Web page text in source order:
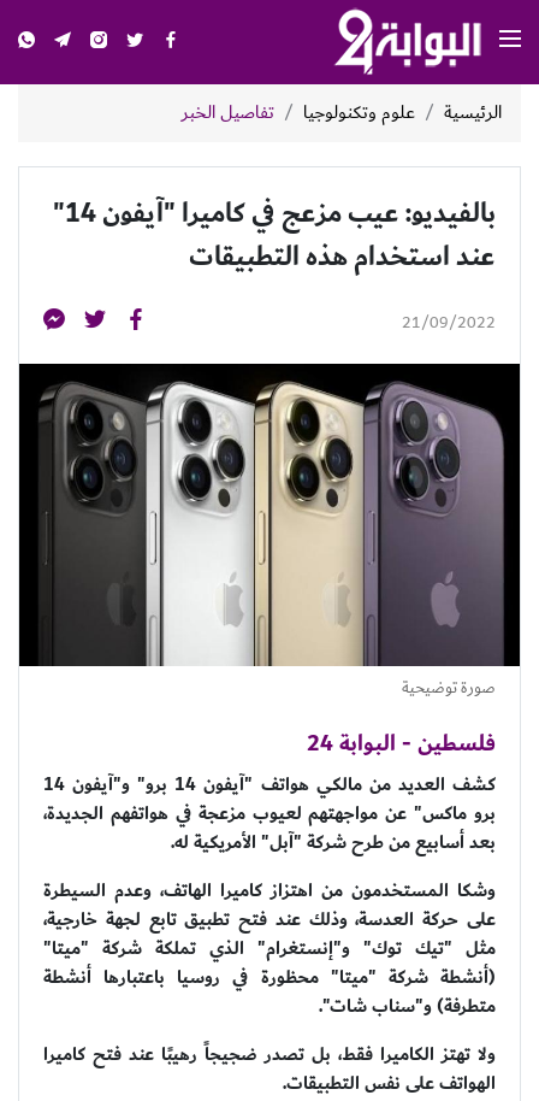
الرئيسية علوم وتكنولوجيا تفاصيل الخبر
بالفيديو: عيب مزعج في كاميرا "آيفون 14"
عند استخدام هذه التطبيقات
21/09/2022
صورة توضيحية
فلسطين - البوابة 24
كشف العديد من مالكي هواتف "آيفون 14 برو" و"آيفون 14
برو ماكس" عن مواجهتهم لعيوب مزعجة في هواتفهم الجديدة،
بعد أسابيع من طرح شركة "آبل" الأمريكية له.
وشكا المستخدمون من اهتزاز كاميرا الهاتف، وعدم السيطرة
على حركة العدسة، وذلك عند فتح تطبيق تابع لجهة خارجية،
مثل "تيك توك" و"إنستغرام" الذي تملكة شركة "ميتا"
(أنشطة ‏شركة "ميتا" محظورة في روسيا باعتبارها أنشطة
متطرفة) و"سناب شات".
ولا تهتز الكاميرا فقط، بل تصدر ضجيجاً رهيبًا عند فتح كاميرا
الهواتف على نفس التطبيقات.